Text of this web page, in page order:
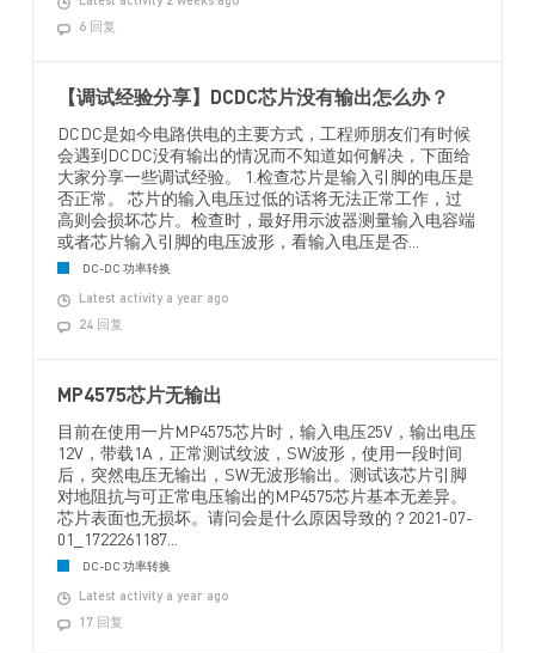
6 回复
【调试经验分享】DCDC芯片没有输出怎么办？
DCDC是如今电路供电的主要方式，工程师朋友们有时候
会遇到DCDC没有输出的情况而不知道如何解决，下面给
大家分享一些调试经验。 1.检查芯片是输入引脚的电压是
否正常。 芯片的输入电压过低的话将无法正常工作，过
高则会损坏芯片。检查时，最好用示波器测量输入电容端
或者芯片输入引脚的电压波形，看输入电压是否...
DC-DC 功率转换
Latest activity a year ago
24 回复
MP4575芯片无输出
目前在使用一片MP4575芯片时，输入电压25V，输出电压
12V，带载1A，正常测试纹波，SW波形，使用一段时间
后，突然电压无输出，SW无波形输出。测试该芯片引脚
对地阻抗与可正常电压输出的MP4575芯片基本无差异。
芯片表面也无损坏。请问会是什么原因导致的？2021-07-
01_1722261187...
DC-DC 功率转换
Latest activity a year ago
17 回复